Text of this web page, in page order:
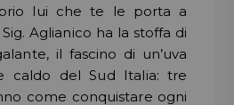
lui che te le porta a
Aglianico ha la stoffa di
il fascino di un’uva
caldo del Sud Italia: tre
come conquistare ogni